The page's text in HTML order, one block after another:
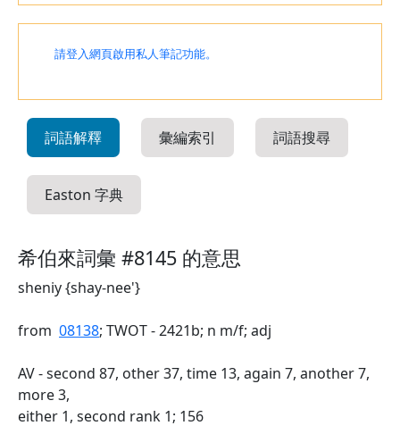
請登入網頁啟用私人筆記功能。
詞語解釋 彙編索引 詞語搜尋
Easton 字典
希伯來詞彙 #8145 的意思
sheniy {shay-nee'}
from 08138; TWOT - 2421b; n m/f; adj
AV - second 87, other 37, time 13, again 7, another 7,
more 3,
either 1, second rank 1; 156